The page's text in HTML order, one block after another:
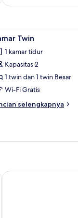
4 Twin
1 kamar tidur
Kapasitas 2
1 twin dan 1 twin Besar
Wi-Fi Gratis
selengkapnya
Contact Hôtel O’Nice